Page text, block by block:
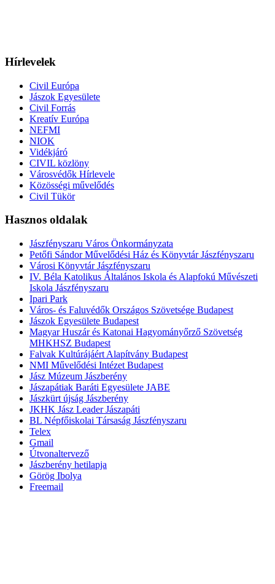
Hírlevelek
Civil Európa
Jászok Egyesülete
Civil Forrás
Kreatív Európa
NEFMI
NIOK
Vidékjáró
CIVIL közlöny
Városvédők Hírlevele
Közösségi művelődés
Civil Tükör
Hasznos oldalak
Jászfényszaru Város Önkormányzata
Petőfi Sándor Művelődési Ház és Könyvtár Jászfényszaru
Városi Könyvtár Jászfényszaru
IV. Béla Katolikus Általános Iskola és Alapfokú Művészeti
Iskola Jászfényszaru
Ipari Park
Város- és Faluvédők Országos Szövetsége Budapest
Jászok Egyesülete Budapest
Magyar Huszár és Katonai Hagyományőrző Szövetség
MHKHSZ Budapest
Falvak Kultúrájáért Alapítvány Budapest
NMI Művelődési Intézet Budapest
Jász Múzeum Jászberény
Jászapátiak Baráti Egyesülete JABE
Jászkürt újság Jászberény
JKHK Jász Leader Jászapáti
BL Népfőiskolai Társaság Jászfényszaru
Telex
Gmail
Útvonaltervező
Jászberény hetilapja
Görög Ibolya
Freemail